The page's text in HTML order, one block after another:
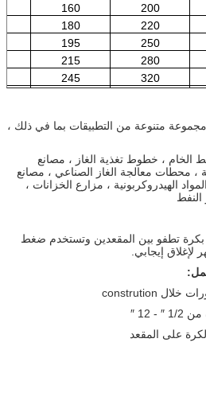
200
160
220
180
250
195
280
215
320
245
متنوعة من التطبيقات بما في ذلك ،
الخام ، خطوط تغذية الغاز ، مصانع
، محطات معالجة الغاز الصناعي ، مصانع
الهيدروكربونية ، مزارع الخزانات ،
بكرة تطفو بين المقعدين وتستخدم ضغط
لإغلاق إيجابي.